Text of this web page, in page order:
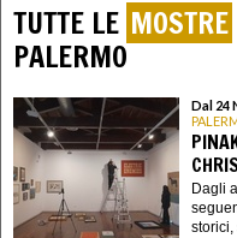
TUTTE LE MOSTRE
PALERMO
Dal 24
Dagli
storici,